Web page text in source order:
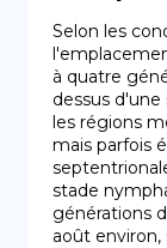
Selon les
à quatre
dessus
les régions
mais parfois
stade
générations
août